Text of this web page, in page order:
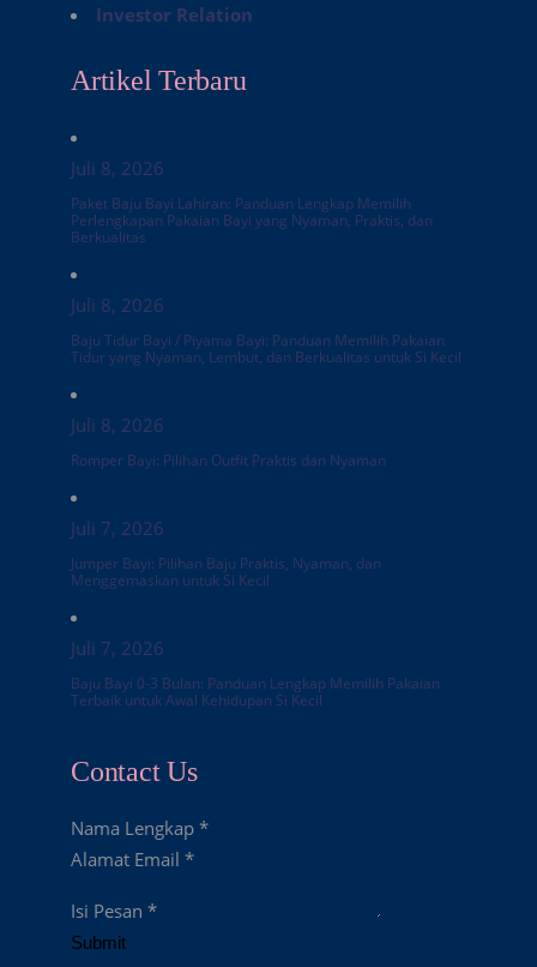
Investor Relation
Artikel Terbaru
Juli 8, 2026
Paket Baju Bayi Lahiran: Panduan Lengkap Memilih
Perlengkapan Pakaian Bayi yang Nyaman, Praktis, dan
Berkualitas
Juli 8, 2026
Baju Tidur Bayi / Piyama Bayi: Panduan Memilih Pakaian
Tidur yang Nyaman, Lembut, dan Berkualitas untuk Si Kecil
Juli 8, 2026
Romper Bayi: Pilihan Outfit Praktis dan Nyaman
Juli 7, 2026
Jumper Bayi: Pilihan Baju Praktis, Nyaman, dan
Menggemaskan untuk Si Kecil
Juli 7, 2026
Baju Bayi 0-3 Bulan: Panduan Lengkap Memilih Pakaian
Terbaik untuk Awal Kehidupan Si Kecil
Contact Us
Nama Lengkap *
Alamat Email *
Isi Pesan *
Submit